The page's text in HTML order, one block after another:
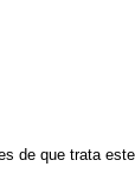
de que trata